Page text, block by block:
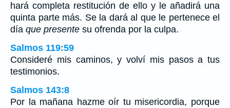
hará completa restitución de ello y le añadirá una
quinta parte más. Se la dará al que le pertenece el
día que presente su ofrenda por la culpa.
Salmos 119:59
Consideré mis caminos, y volví mis pasos a tus
testimonios.
Salmos 143:8
Por la mañana hazme oír tu misericordia, porque